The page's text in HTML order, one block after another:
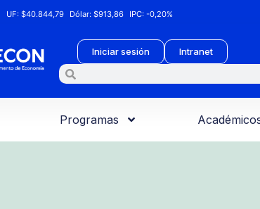
UF:$40.844,79 Dólar:$913,86 IPC:-0,20%
Iniciar sesión Intranet
Programas